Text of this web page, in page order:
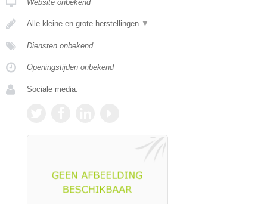
Website onbekend
Alle kleine en grote herstellingen ▼
Diensten onbekend
Openingstijden onbekend
Sociale media: